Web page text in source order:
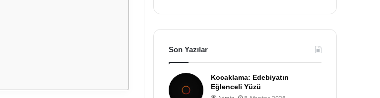
Son Yazılar
Kocaklama: Edebiyatın
Eğlenceli Yüzü